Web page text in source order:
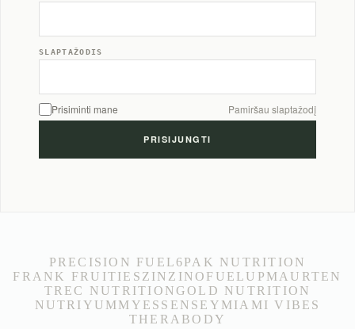
SLAPTAŽODIS
Prisiminti mane Pamiršau slaptažodį
PRECISION FUEL 6PAK NUTRITION
FRANK FRUITIES ZINZINO FUELUP MAURTEN
TREC NUTRITIONGOLD NUTRITION
NUTRIYUMMY ESSENSEY MIAMI VIBES
THERABODY